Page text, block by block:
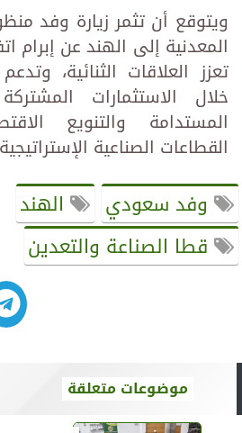
ويتوقع أن تثمر زيارة وفد
المعدنية إلى الهند عن إبرام
تعزز العلاقات الثنائية،
خلال الاستثمارات
المستدامة والتنويع
القطاعات الصناعية
وفد سعودي
الهند
قطا الصناعة والتعدين
موضوعات متعلقة